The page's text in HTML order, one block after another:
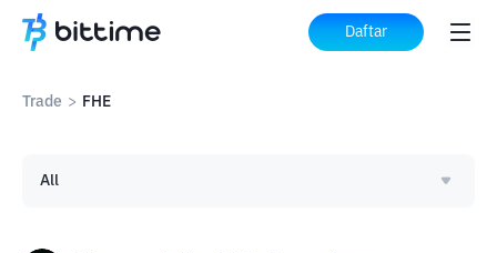
Daftar
Trade > FHE
All